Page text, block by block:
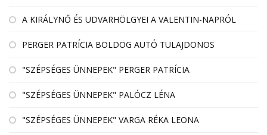
A KIRÁLYNŐ ÉS UDVARHÖLGYEI A VALENTIN-NAPRÓL
PERGER PATRÍCIA BOLDOG AUTÓ TULAJDONOS
"SZÉPSÉGES ÜNNEPEK" PERGER PATRÍCIA
"SZÉPSÉGES ÜNNEPEK" PALÓCZ LÉNA
"SZÉPSÉGES ÜNNEPEK" VARGA RÉKA LEONA